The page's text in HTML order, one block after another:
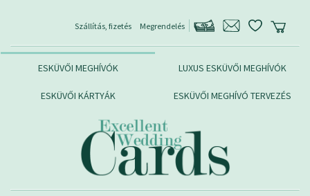
Szállítás, fizetés Megrendelés
ESKÜVŐI MEGHÍVÓK LUXUS ESKÜVŐI MEGHÍVÓK
ESKÜVŐI KÁRTYÁK ESKÜVŐI MEGHÍVÓ TERVEZÉS